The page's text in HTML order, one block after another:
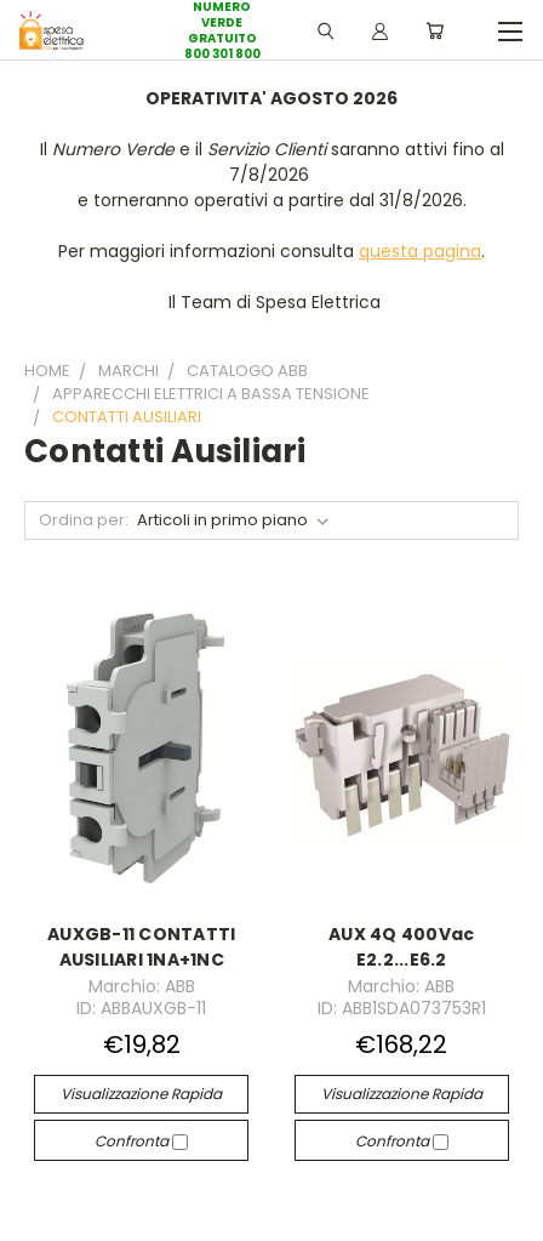
NUMERO
VERDE
GRATUITO
800 301 800
OPERATIVITA' AGOSTO 2026
Il Numero Verdee il Servizio Clientisaranno attivi fino al
7/8/2026
e torneranno operativi a partire dal 31/8/2026.
Per maggiori informazioni consulta questa pagina.
Il Team di Spesa Elettrica
HOME MARCHI
CATALOGO ABB
APPARECCHI ELETTRICI A BASSA TENSIONE
CONTATTI AUSILIARI
Contatti Ausiliari
Ordina per:
AUXGB-11 CONTATTI
AUSILIARI 1NA+1NC
Marchio: ABB
ID: ABBAUXGB-11
€19,82
Visualizzazione Rapida
Confronta
AUX 4Q 400Vac
E2.2...E6.2
Marchio: ABB
ID: ABB1SDA073753R1
€168,22
Visualizzazione Rapida
Confronta